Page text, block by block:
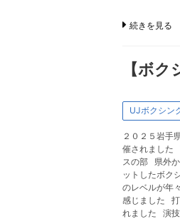
続きを見る
【ボ
UJボクシン
２０２５岩手
催されました
スの部 県外
ットしたボク
のレベルが年
感じました 打
れました 演